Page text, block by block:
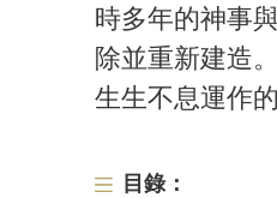
時多年的神事
除並重新建造
生生不息運作
目錄：